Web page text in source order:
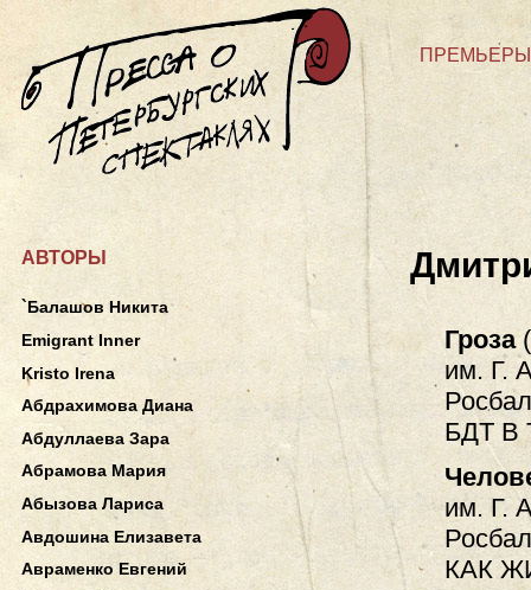
ПРЕМЬЕРЫ
Гроза
им. Г.
БДТ
им. Г.
КАК
АВТОРЫ
`Балашов Никита
Emigrant Inner
Kristo Irena
Абдрахимова Диана
Абдуллаева Зара
Абрамова Мария
Абызова Лариса
Авдошина Елизавета
Авраменко Евгений